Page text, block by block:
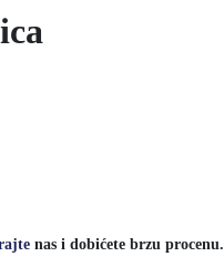
nas i dobićete brzu procenu.